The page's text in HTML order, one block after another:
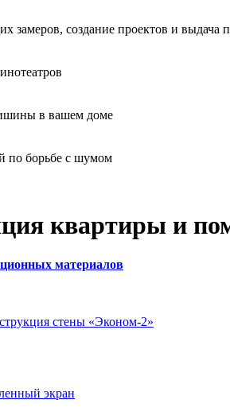
замеров, создание проектов и
в вашем доме
по борьбе с шумом
квартиры и
материалов
стены «Эконом-2»
экран